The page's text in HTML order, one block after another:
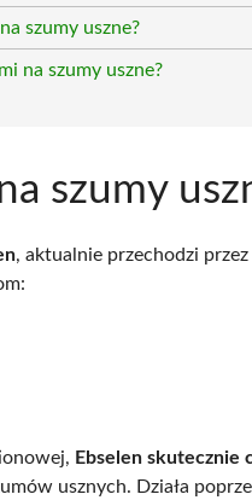
szumy uszne?
na szumy uszne?
szumy
, aktualnie przechodzi
Ebselen skutecznie
usznych. Działa